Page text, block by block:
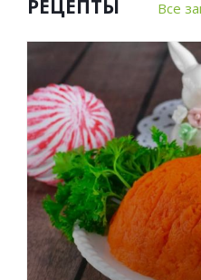
РЕЦЕПТЫ Все